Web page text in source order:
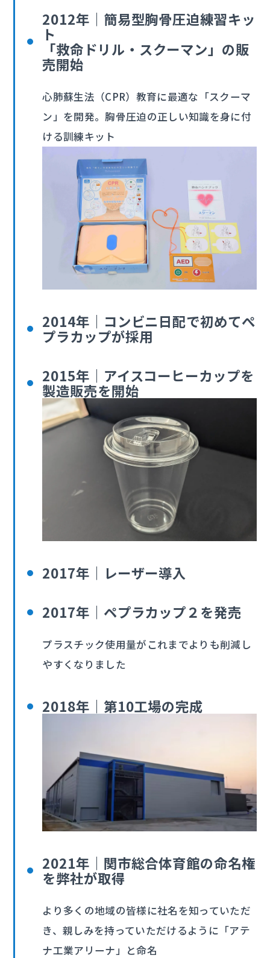
2012年｜簡易型胸骨圧迫練習キッ
ト
「救命ドリル・スクーマン」の販
売開始
心肺蘇生法（CPR）教育に最適な「スクーマ
ン」を開発。胸骨圧迫の正しい知識を身に付
ける訓練キット
2014年｜コンビニ日配で初めてぺ
プラカップが採用
2015年｜アイスコーヒーカップを
製造販売を開始
2017年｜レーザー導入
2017年｜ペプラカップ２を発売
プラスチック使用量がこれまでよりも削減し
やすくなりました
2018年｜第10工場の完成
2021年｜関市総合体育館の命名権
を弊社が取得
より多くの地域の皆様に社名を知っていただ
き、親しみを持っていただけるように「アテ
ナ工業アリーナ」と命名